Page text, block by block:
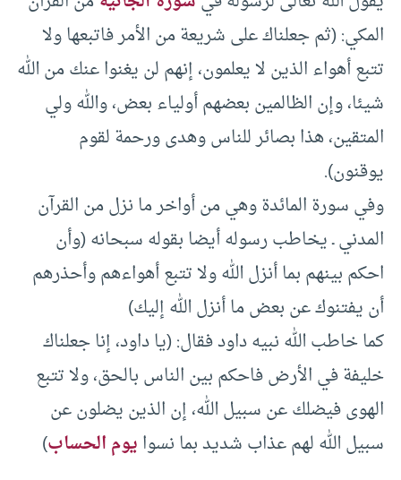
المكي: (ثم جعلناك على شريعة من الأمر فاتبعها ولا
تتبع أهواء الذين لا يعلمون، إنهم لن يغنوا عنك من الله
شيئا، وإن الظالمين بعضهم أولياء بعض، والله ولي
المتقين، هذا بصائر للناس وهدى ورحمة لقوم
يوقنون).
وفي سورة المائدة وهي من أواخر ما نزل من القرآن
المدني ـ يخاطب رسوله أيضا بقوله سبحانه (وأن
احكم بينهم بما أنزل الله ولا تتبع أهواءهم وأحذرهم
أن يفتنوك عن بعض ما أنزل الله إليك)
كما خاطب الله نبيه داود فقال: (يا داود، إنا جعلناك
خليفة في الأرض فاحكم بين الناس بالحق، ولا تتبع
الهوى فيضلك عن سبيل الله، إن الذين يضلون عن
سبيل الله لهم عذاب شديد بما نسوايوم الحساب)